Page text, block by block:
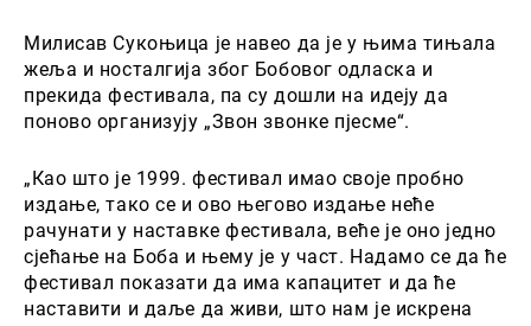
Милисав Сукоњица је навео да је у њима тињала
жеља и носталгија због Бобовог одласка и
прекида фестивала, па су дошли на идеју да
поново организују „Звон звонке пјесме“.
„Као што је 1999. фестивал имао своје пробно
издање, тако се и ово његово издање неће
рачунати у наставке фестивала, веће је оно једно
сјећање на Боба и њему је у част. Надамо се да ће
фестивал показати да има капацитет и да ће
наставити и даље да живи, што нам је искрена